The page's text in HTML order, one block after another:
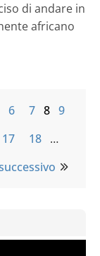
di andare in
africano
6 7 8 9
17 18 …